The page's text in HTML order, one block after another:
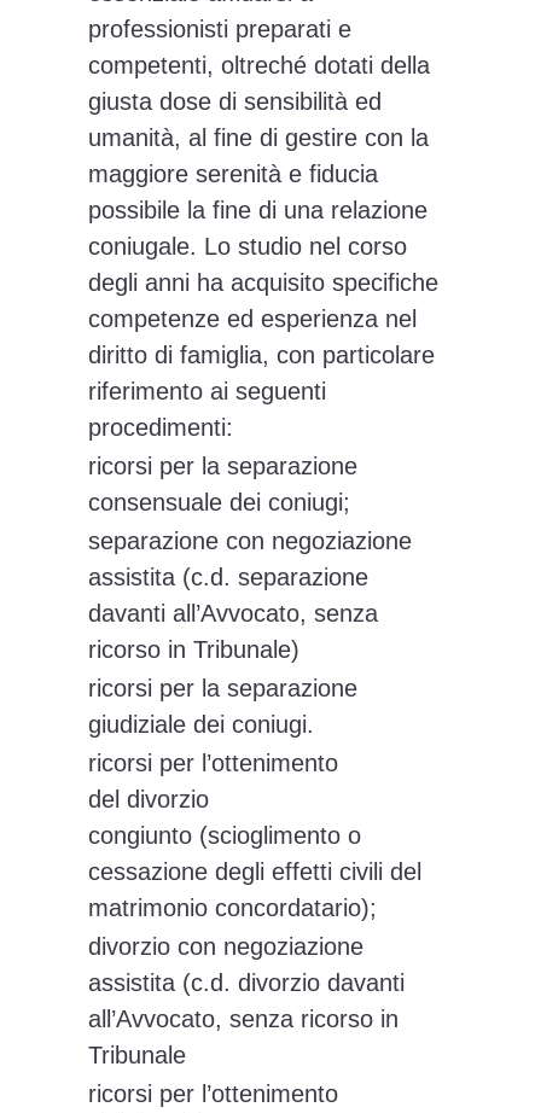
professionisti preparati e
competenti, oltreché dotati della
giusta dose di sensibilità ed
umanità, al fine di gestire con la
maggiore serenità e fiducia
possibile la fine di una relazione
coniugale. Lo studio nel corso
degli anni ha acquisito specifiche
competenze ed esperienza nel
diritto di famiglia, con particolare
riferimento ai seguenti
procedimenti:
ricorsi per la separazione
consensuale dei coniugi;
separazione con negoziazione
assistita (c.d. separazione
davanti all’Avvocato, senza
ricorso in Tribunale)
ricorsi per la separazione
giudiziale dei coniugi.
ricorsi per l’ottenimento
del divorzio
congiunto (scioglimento o
cessazione degli effetti civili del
matrimonio concordatario);
divorzio con negoziazione
assistita (c.d. divorzio davanti
all’Avvocato, senza ricorso in
Tribunale
ricorsi per l’ottenimento